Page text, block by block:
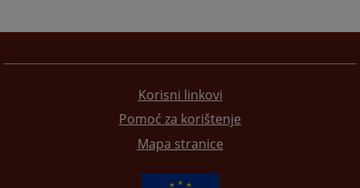
Korisni linkovi
Pomoć za korištenje
Mapa stranice